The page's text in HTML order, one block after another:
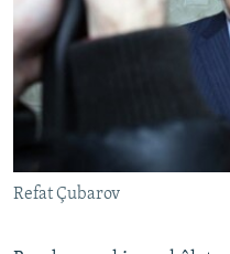
Refat Çubarov